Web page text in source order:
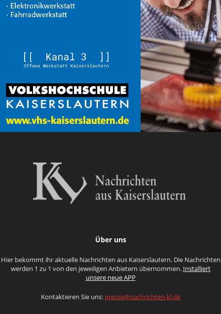
Über uns
Hier bekommt ihr aktuelle Nachrichten aus Kaiserslautern. Die Nachrichten
werden 1 zu 1 von den jeweiligen Anbietern übernommen. Installiert
unsere neue APP
Kontaktieren Sie uns: presse@nachrichten-kl.de